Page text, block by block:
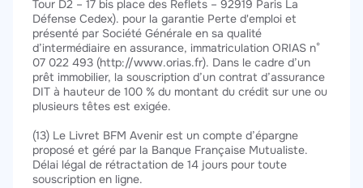
Tour D2 – 17 bis place des Reflets – 92919 Paris La
Défense Cedex). pour la garantie Perte d'emploi et
présenté par Société Générale en sa qualité
d’intermédiaire en assurance, immatriculation ORIAS n°
07 022 493 (http://www.orias.fr). Dans le cadre d’un
prêt immobilier, la souscription d’un contrat d’assurance
DIT à hauteur de 100 % du montant du crédit sur une ou
plusieurs têtes est exigée.
(13) Le Livret BFM Avenir est un compte d’épargne
proposé et géré par la Banque Française Mutualiste.
Délai légal de rétractation de 14 jours pour toute
souscription en ligne.